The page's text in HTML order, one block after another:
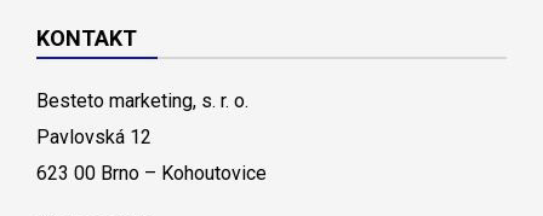
KONTAKT
Besteto marketing, s. r. o.
Pavlovská 12
623 00 Brno – Kohoutovice